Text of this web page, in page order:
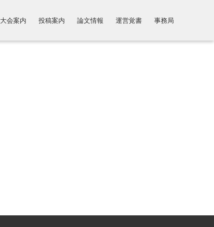
大会案内 投稿案内 論文情報 運営覚書 事務局